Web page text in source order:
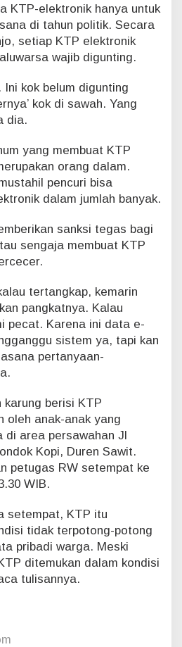
KTP-elektronik hanya untuk
di tahun politik. Secara
setiap KTP elektronik
wajib digunting.
Ini kok belum digunting
kok di sawah. Yang
dia.
yang membuat KTP
orang dalam.
pencuri bisa
dalam jumlah banyak.
sanksi tegas bagi
sengaja membuat KTP
tertangkap, kemarin
pangkatnya. Kalau
pecat. Karena ini data e-
sistem ya, tapi kan
pertanyaan-
karung berisi KTP
oleh anak-anak yang
di area persawahan Jl
Kopi, Duren Sawit.
petugas RW setempat ke
WIB.
setempat, KTP itu
tidak terpotong-potong
pribadi warga. Meski
ditemukan dalam kondisi
tulisannya.